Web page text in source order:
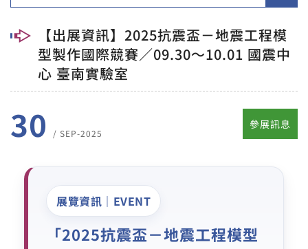
【出展資訊】2025抗震盃－地震工程模
型製作國際競賽／09.30～10.01 國震中
心 臺南實驗室
30 / SEP-2025
參展訊息
展覽資訊｜EVENT
「2025抗震盃－地震工程模型